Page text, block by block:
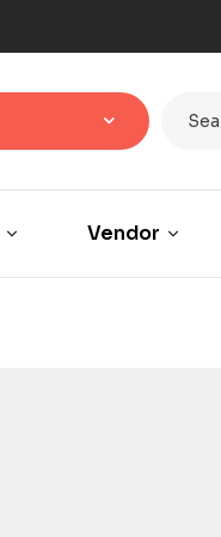
Vendor